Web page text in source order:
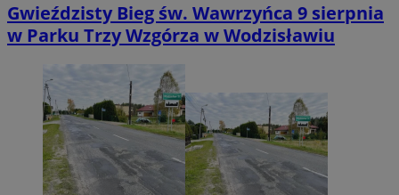
Gwieździsty Bieg św. Wawrzyńca 9 sierpnia
w Parku Trzy Wzgórza w Wodzisławiu